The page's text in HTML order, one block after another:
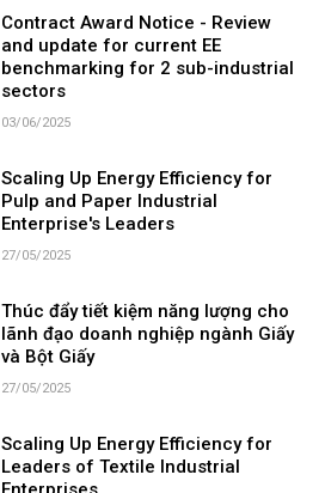
Contract Award Notice - Review
and update for current EE
benchmarking for 2 sub-industrial
sectors
03/06/2025
Scaling Up Energy Efficiency for
Pulp and Paper Industrial
Enterprise's Leaders
27/05/2025
Thúc đẩy tiết kiệm năng lượng cho
lãnh đạo doanh nghiệp ngành Giấy
và Bột Giấy
27/05/2025
Scaling Up Energy Efficiency for
Leaders of Textile Industrial